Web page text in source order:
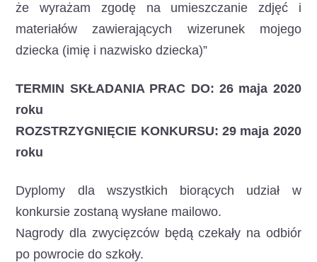
że wyrażam zgodę na umieszczanie zdjęć i
materiałów zawierających wizerunek mojego
dziecka (imię i nazwisko dziecka)”
TERMIN SKŁADANIA PRAC DO: 26 maja 2020
roku
ROZSTRZYGNIĘCIE KONKURSU: 29 maja 2020
roku
Dyplomy dla wszystkich biorących udział w
konkursie zostaną wysłane mailowo.
Nagrody dla zwycięzców będą czekały na odbiór
po powrocie do szkoły.